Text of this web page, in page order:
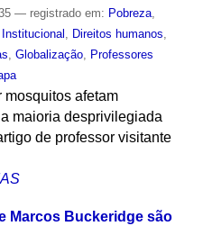
— registrado em: Pobreza,
Institucional Direitos humanos
Globalização, Professores
mosquitos afetam
maioria desprivilegiada
de professor visitante
Marcos Buckeridge são